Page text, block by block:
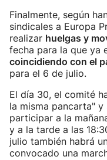
Finalmente, según
sindicales a Europa
realizar huelgas y
fecha para la que ya
coincidiendo con el
para el 6 de julio.
El día 30, el comité
la misma pancarta"
participar a la
y a la tarde a las
julio también habrá
convocado una